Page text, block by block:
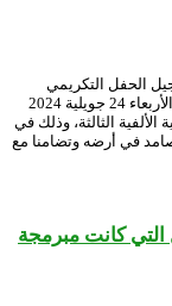
الحفل التكريمي
الخاص بالشيخ محمد الغافور الذي كان مقررا إحياءه يوم الأربعاء 24 جويلية 2024
الثالثة، وذلك في
في أرضه وتضامنا مع
كانت مبرمجة